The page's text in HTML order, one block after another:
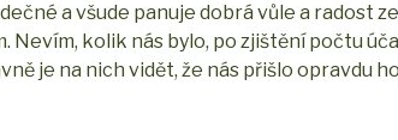
a všude panuje dobrá vůle a radost
Nevím, kolik nás bylo, po zjištění počtu
je na nich vidět, že nás přišlo opravdu